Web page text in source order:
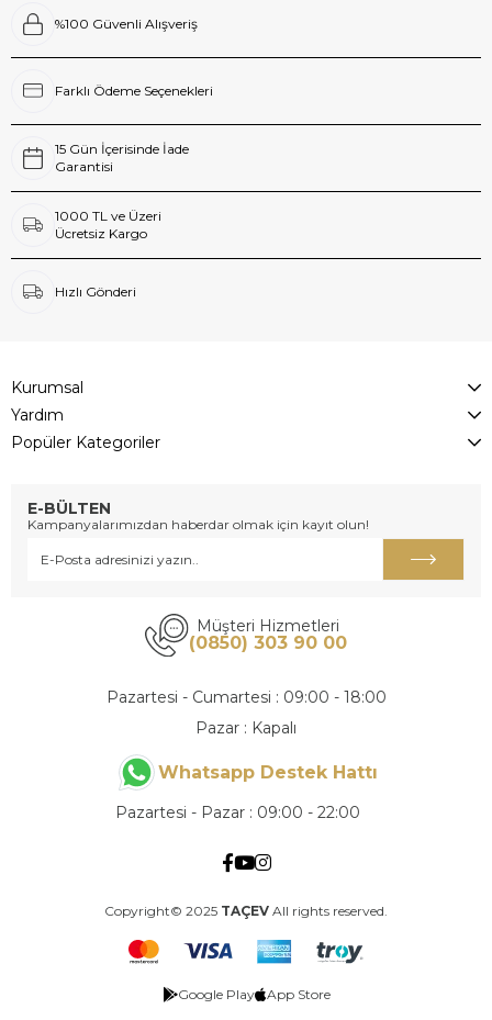
%100 Güvenli Alışveriş
Farklı Ödeme Seçenekleri
15 Gün İçerisinde İade
Garantisi
1000 TL ve Üzeri
Ücretsiz Kargo
Hızlı Gönderi
Kurumsal
Yardım
Popüler Kategoriler
E-BÜLTEN
Kampanyalarımızdan haberdar olmak için kayıt olun!
Müşteri Hizmetleri
(0850) 303 90 00
Pazartesi - Cumartesi : 09:00 - 18:00
Pazar : Kapalı
Whatsapp Destek Hattı
Pazartesi - Pazar : 09:00 - 22:00
Copyright© 2025 TAÇEV All rights reserved.
Google Play App Store